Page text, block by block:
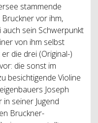
stammende
vor ihm,
auch sein Schwerpunkt
von ihm selbst
die drei (Original-)
die sonst im
besichtigende Violine
Joseph
seiner Jugend
Bruckner-